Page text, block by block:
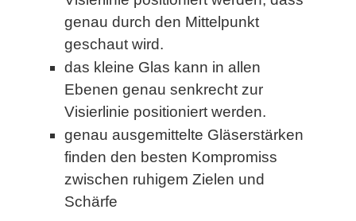
genau durch den Mittelpunkt
geschaut wird.
das kleine Glas kann in allen
Ebenen genau senkrecht zur
Visierlinie positioniert werden.
genau ausgemittelte Gläserstärken
finden den besten Kompromiss
zwischen ruhigem Zielen und
Schärfe